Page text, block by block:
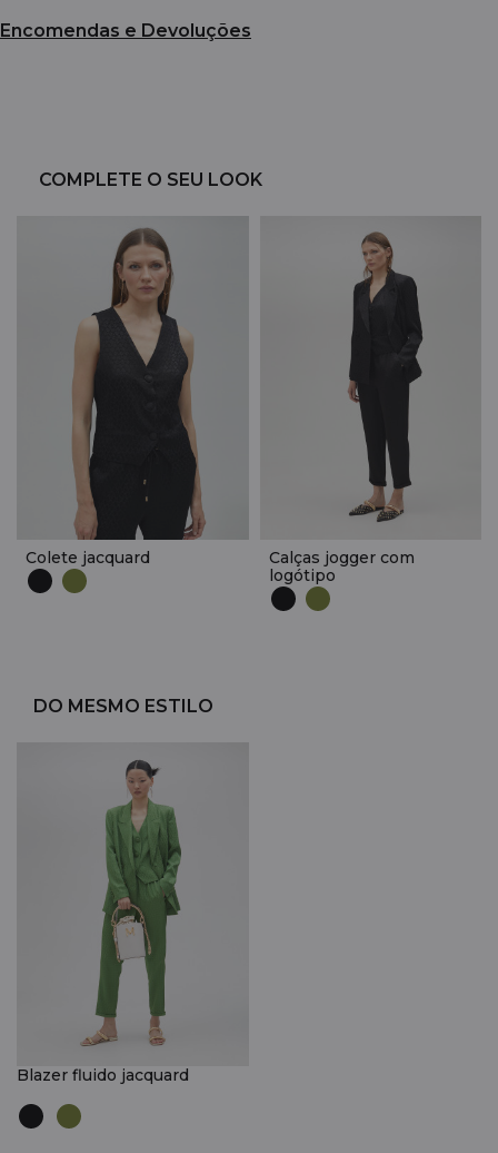
Encomendas e Devoluções
COMPLETE O SEU LOOK
Colete jacquard
Calças jogger com
logótipo
DO MESMO ESTILO
Blazer fluido jacquard